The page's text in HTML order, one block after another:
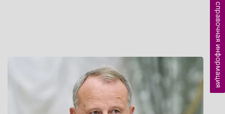
справочная информация